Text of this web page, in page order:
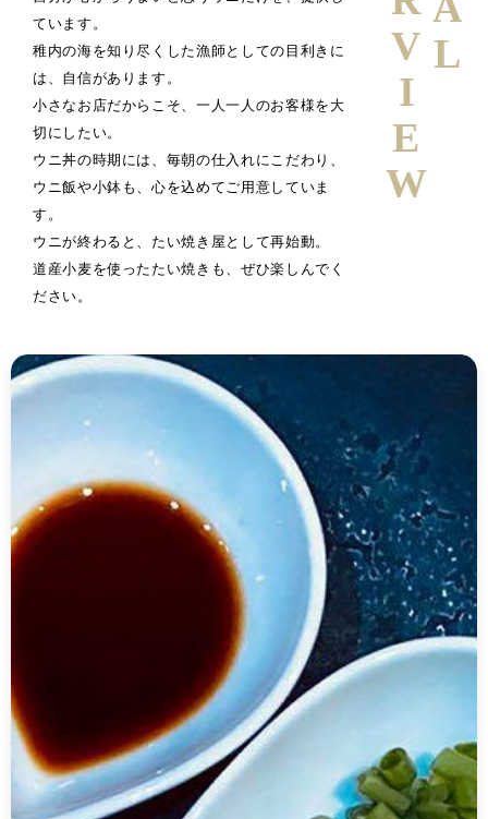
ています。
稚内の海を知り尽くした漁師としての目利きに
は、自信があります。
小さなお店だからこそ、一人一人のお客様を大
切にしたい。
ウニ丼の時期には、毎朝の仕入れにこだわり、
ウニ飯や小鉢も、心を込めてご用意していま
す。
ウニが終わると、たい焼き屋として再始動。
道産小麦を使ったたい焼きも、ぜひ楽しんでく
ださい。